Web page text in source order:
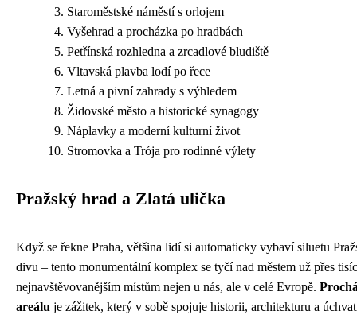
Staroměstské náměstí s orlojem
Vyšehrad a procházka po hradbách
Petřínská rozhledna a zrcadlové bludiště
Vltavská plavba lodí po řece
Letná a pivní zahrady s výhledem
Židovské město a historické synagogy
Náplavky a moderní kulturní život
Stromovka a Trója pro rodinné výlety
Pražský hrad a Zlatá ulička
Když se řekne Praha, většina lidí si automaticky vybaví siluetu
divu – tento monumentální komplex se tyčí nad městem už přes
nejnavštěvovanějším místům nejen u nás, ale v celé Evropě.
areálu je zážitek, který v sobě spojuje historii, architekturu a